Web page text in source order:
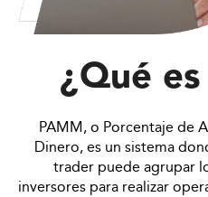
¿Qué
PAMM, o Porcentaje de
Dinero, es un sistema
trader puede agrupar
inversores para realizar